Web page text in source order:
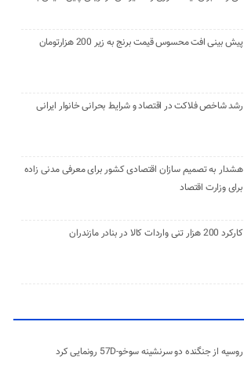
پیش بینی افت محسوس قیمت برنج به زیر 200 هزارتومان
رشد شاخص فلاکت در اقتصاد و شرایط بحرانی خانوار ایرانی
هشدار به تصمیم سازان اقتصادی کشور برای معرفی مدنی زاده
برای وزارت اقتصاد
کارکرد 200 هزار تنی واردات کالا در بنادر مازندران
روسیه از جنگنده دو سرنشینه سوخو-57D رونمایی کرد